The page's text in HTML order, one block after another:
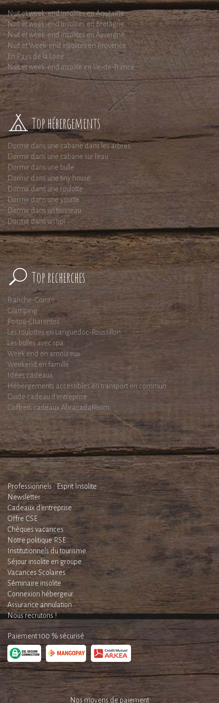
Nuit et week-end insolites en Aquitaine
Nuit et week-end insolites en Bretagne
Nuit et week-end insolites en Auvergne
Nuit et Week-end insolites en Provence
En Pays de la Loire
Nuit et week-end insolite en Ile-de-France
Top hébergements
Dormir dans une cabane dans les arbres
Dormir dans une cabane sur l'eau
Dormir dans une bulle
Dormir dans une tiny house
Dormir dans une roulotte
Dormir dans une yourte
Dormir dans un tonneau
Dormir dans un tipi
Top recherches
Franche-Comté
Glamping
Poitou-Charentes
Les roulottes en Languedoc-Roussillon
Les bulles avec spa
Week end en amoureux
Weekend en famille
Idées cadeaux
Hébergements accessibles en transport en commun
Guide cadeau d'entreprise
Coffrets cadeaux AbracadaRoom
Professionnels : Esprit Insolite
Newsletter
Cadeaux d'entreprise
Offre CSE
Chèques vacances
Notre politique RSE
Institutionnels du tourisme
Séjour insolite en groupe
Vacances Scolaires
Séminaire insolite
Connexion hébergeur
Assurance annulation
Nous recrutons !
Paiement 100 % sécurisé
Nos moyens de paiement